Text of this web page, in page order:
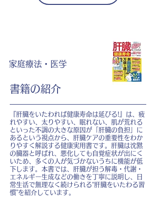
家庭療法・医学
書籍の紹介
『肝臓をいたわれば健康寿命は延びる!』は、疲
れやすい、太りやすい、眠れない、肌が荒れる
といった不調の大きな原因が「肝臓の負担」に
あるという視点から、肝臓ケアの重要性をわか
りやすく解説する健康実用書です。肝臓は沈黙
の臓器と呼ばれ、悪化しても自覚症状が出にく
いため、多くの人が気づかないうちに機能が低
下します。本書では、肝臓が担う解毒・代謝・
エネルギー生成などの働きを丁寧に説明し、日
常生活で無理なく続けられる“肝臓をいたわる習
慣”を紹介しています。